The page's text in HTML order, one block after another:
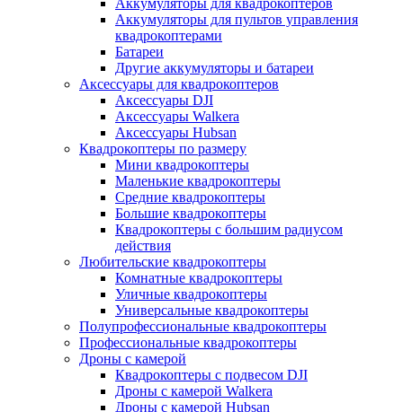
Аккумуляторы для квадрокоптеров
Аккумуляторы для пультов управления
квадрокоптерами
Батареи
Другие аккумуляторы и батареи
Аксессуары для квадрокоптеров
Аксессуары DJI
Аксессуары Walkera
Аксессуары Hubsan
Квадрокоптеры по размеру
Мини квадрокоптеры
Маленькие квадрокоптеры
Средние квадрокоптеры
Большие квадрокоптеры
Квадрокоптеры с большим радиусом
действия
Любительские квадрокоптеры
Комнатные квадрокоптеры
Уличные квадрокоптеры
Универсальные квадрокоптеры
Полупрофессиональные квадрокоптеры
Профессиональные квадрокоптеры
Дроны с камерой
Квадрокоптеры с подвесом DJI
Дроны с камерой Walkera
Дроны с камерой Hubsan